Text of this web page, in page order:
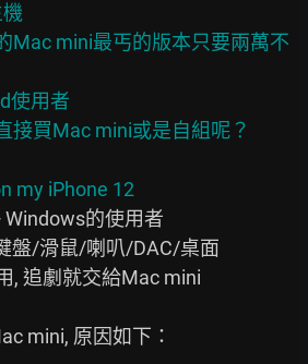
Mac mini最丐的版本只要兩萬不
使用者
接買Mac mini或是自組呢？
的使用者
盤/滑鼠/喇叭/DAC/桌面
, 追劇就交給Mac mini
mini, 原因如下：